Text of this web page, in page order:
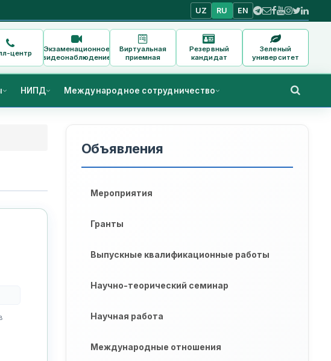
UZ RU EN
центр
Экзаменационное
видеонаблюдение
Виртуальная
приемная
Резервный
кандидат
Зеленый
университет
НИПД Международное сотрудничество
Объявления
Мероприятия
Гранты
Выпускные квалификационные работы
Научно-теорический семинар
Научная работа
Международные отношения